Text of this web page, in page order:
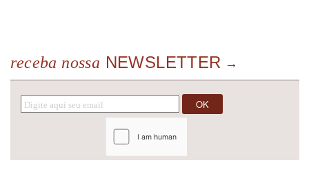
receba nossa NEWSLETTER